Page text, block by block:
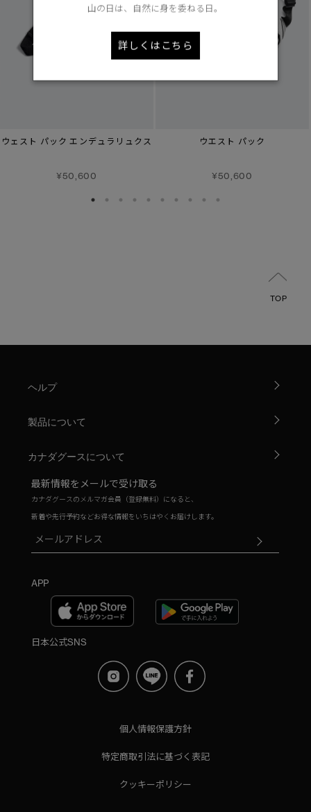
ウェスト パック エンデュラリュクス
¥50,600
ウエスト パック
¥50,600
TOP
ヘルプ
製品について
カナダグースについて
最新情報をメールで受け取る
カナダグースのメルマガ会員（登録無料）になると、
新着や先行予約などお得な情報をいちはやくお届けします。
APP
日本公式SNS
個人情報保護方針
特定商取引法に基づく表記
クッキーポリシー
山の日は、自然に身を委ねる日。
詳しくはこちら